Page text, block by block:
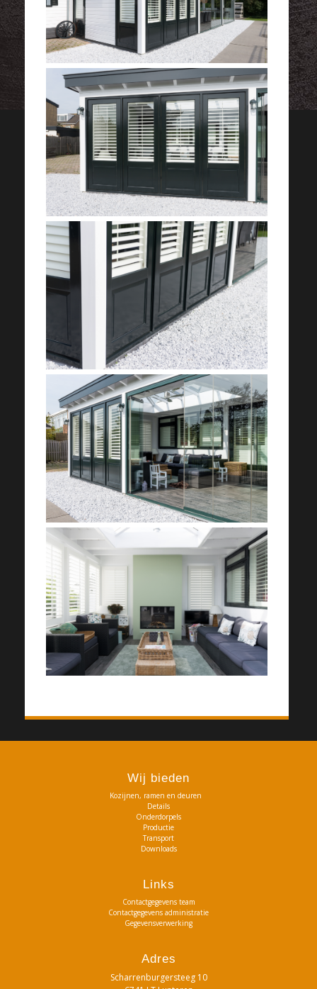
Wij bieden
Kozijnen, ramen en deuren
Details
Onderdorpels
Productie
Transport
Downloads
Links
Contactgegevens team
Contactgegevens administratie
Gegevensverwerking
Adres
Scharrenburgersteeg 10